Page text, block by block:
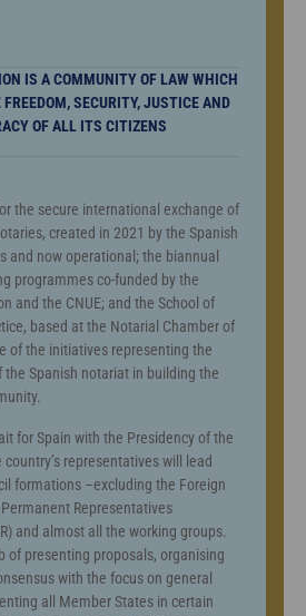
IS A COMMUNITY OF LAW WHICH
SECURITY, JUSTICE AND
OF ALL ITS CITIZENS
the secure international exchange of
created in 2021 by the Spanish
and now operational; the biannual
programmes co-funded by the
and the CNUE; and the School of
based at the Notarial Chamber of
of the initiatives representing the
Spanish notariat in building the
for Spain with the Presidency of the
country’s representatives will lead
formations –excluding the Foreign
Representatives
and almost all the working groups.
of presenting proposals, organising
with the focus on general
all Member States in certain